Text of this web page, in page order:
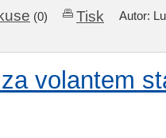
(0) Tisk
Autor:
volantem